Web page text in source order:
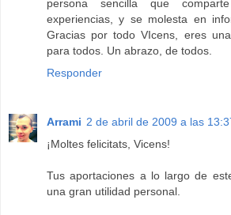
persona sencilla que
experiencias, y se molesta en
Gracias por todo VIcens, eres
para todos. Un abrazo, de todos.
Responder
Arrami 2 de abril de 2009 a las
¡Moltes felicitats, Vicens!
Tus aportaciones a lo largo de
una gran utilidad personal.